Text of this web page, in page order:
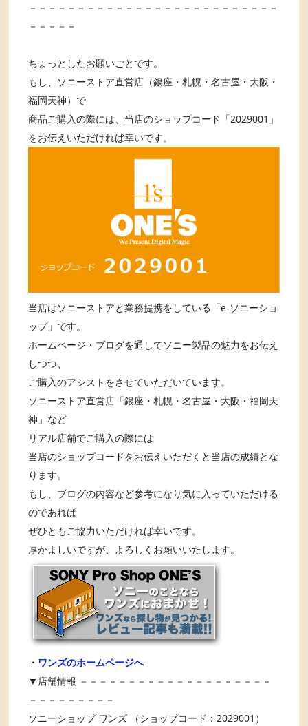
－－－－－－－－－－－－－－－－－－－－－－－－－－
－－－－－
ちょっとしたお願いごとです。
もし、ソニーストア直営店（銀座・札幌・名古屋・大阪・
福岡天神）で
商品ご購入の際には、当店のショップコード「2029001」
をお伝えいただければ幸いです。
当店はソニーストアと業務提携をしている「e-ソニーショ
ップ」です。
ホームページ・ブログを通してソニー製品の魅力をお伝え
しつつ、
ご購入のアシストをさせていただいています。
ソニーストア直営店「銀座・札幌・名古屋・大阪・福岡天
神」など
リアル店舗でご購入の際には
当店のショップコードをお伝えいただくと当店の成績とな
ります。
もし、ブログの内容など参考になり気に入っていただける
のであれば
ぜひともご協力いただければ幸いです。
厚かましいですが、よろしくお願いいたします。
・ ワンズのホームページへ
▼店舗情報 －－－－－－－－－－－－－－－－－－－－
－－－－－－－－－
ソニーショップ ワンズ （ショップコード：2029001）